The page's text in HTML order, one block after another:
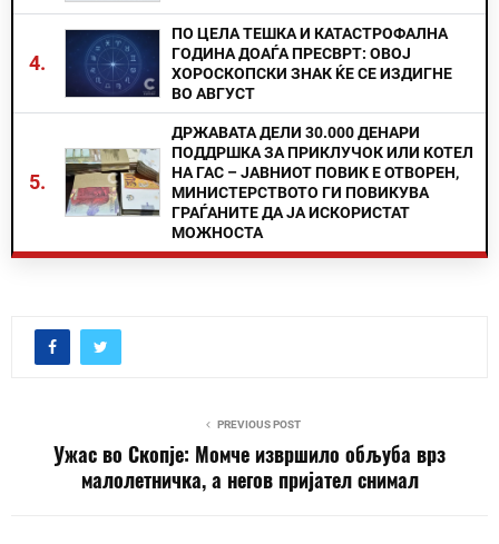
4.
ПО ЦЕЛА ТЕШКА И КАТАСТРОФАЛНА
ГОДИНА ДОАЃА ПРЕСВРТ: ОВОЈ
ХОРОСКОПСКИ ЗНАК ЌЕ СЕ ИЗДИГНЕ
ВО АВГУСТ
5.
ДРЖАВАТА ДЕЛИ 30.000 ДЕНАРИ
ПОДДРШКА ЗА ПРИКЛУЧОК ИЛИ КОТЕЛ
НА ГАС – ЈАВНИОТ ПОВИК Е ОТВОРЕН,
МИНИСТЕРСТВОТО ГИ ПОВИКУВА
ГРАЃАНИТЕ ДА ЈА ИСКОРИСТАТ
МОЖНОСТА
PREVIOUS POST
Ужас во Скопје: Момче извршило обљуба врз
малолетничка, а негов пријател снимал